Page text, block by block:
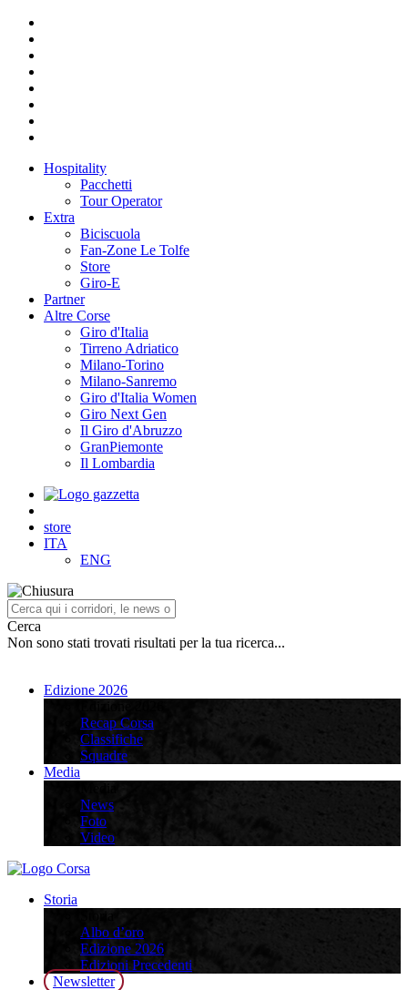
Hospitality
Pacchetti
Tour Operator
Extra
Biciscuola
Fan-Zone Le Tolfe
Store
Giro-E
Partner
Altre Corse
Giro d'Italia
Tirreno Adriatico
Milano-Torino
Milano-Sanremo
Giro d'Italia Women
Giro Next Gen
Il Giro d'Abruzzo
GranPiemonte
Il Lombardia
store
ITA
ENG
Cerca
Non sono stati trovati risultati per la tua ricerca...
Edizione 2026
Recap Corsa
Classifiche
Squadre
Media
News
Foto
Video
Storia
Albo d’oro
Edizione 2026
Edizioni Precedenti
Newsletter